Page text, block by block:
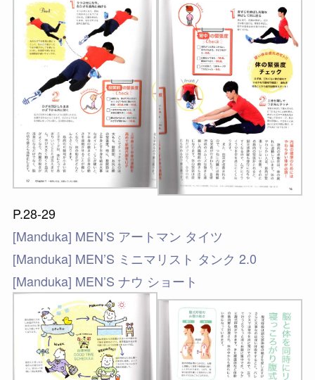
P.28-29
[Manduka] MEN’S アートマン タイツ
[Manduka] MEN’S ミニマリスト タンク 2.0
[Manduka] MEN’S ナウ ショート